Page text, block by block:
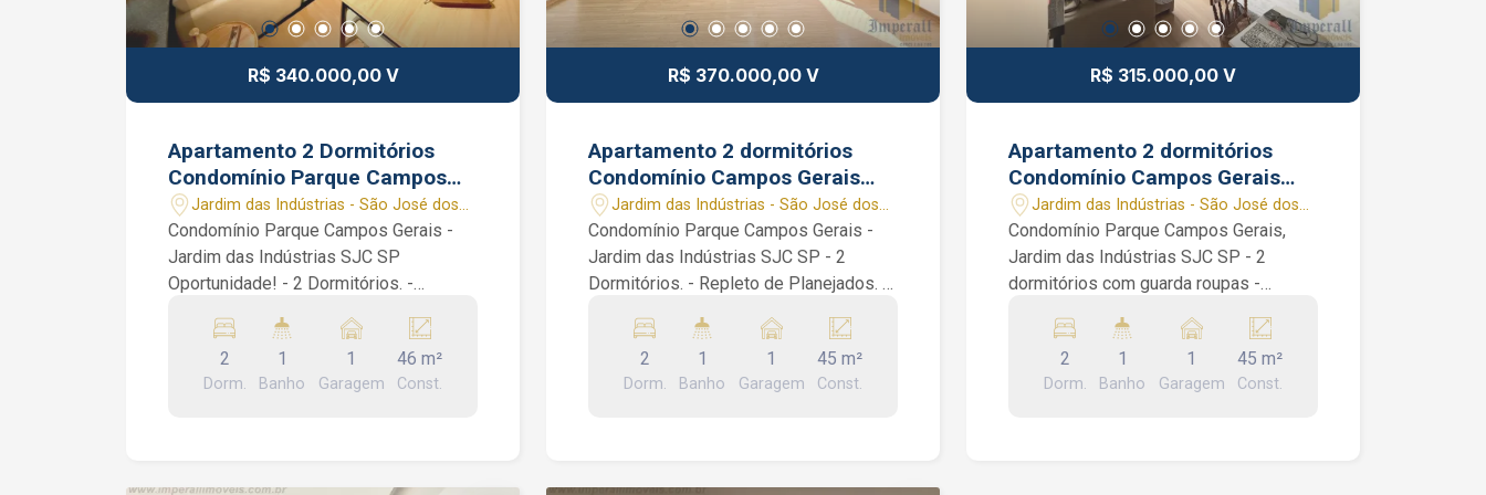
corretor João Ferreira CRECI 234.934
WhatsApp (12) 99668-3140
WhatsApp
R$ 340.000,00 V
Apartamento 2 Dormitórios
Condomínio Parque Campos
Gerais Jardim das Indústrias
SJC SP Vaga Coberta
Jardim das Indústrias - São José dos
Campos/SP
Condomínio Parque Campos Gerais -
Jardim das Indústrias SJC SP
Oportunidade! - 2 Dormitórios. -
Vaga de Garagem Coberta. - Prédio
com Lazer e Elevadores. Belíssimo
apartamento, todo planejado, de 46 m²,
2
Dorm.
1
Banho
1
Garagem
46 m²
Const.
R$ 370.000,00 V
Apartamento 2 dormitórios
Condomínio Campos Gerais
Jardim das Indústrias SJC SP 1
vaga coberta
Jardim das Indústrias - São José dos
Campos/SP
Condomínio Parque Campos Gerais -
Jardim das Indústrias SJC SP - 2
Dormitórios. - Repleto de Planejados. -
- Prédio com Lazer e Elevadores.
Apartamento de 45 m², 2 dormitórios,
banheiro social, sala 2 ambientes,
2
Dorm.
1
Banho
1
Garagem
45 m²
Const.
R$ 315.000,00 V
Apartamento 2 dormitórios
Condomínio Campos Gerais
Jardim das Indústrias SJC SP 1
vaga coberta
Jardim das Indústrias - São José dos
Campos/SP
Condomínio Parque Campos Gerais,
Jardim das Indústrias SJC SP - 2
dormitórios com guarda roupas -
garagem coberta - Prédio com lazer e
ELEVADORES - Andar Baixo
Apartamento de 45 m², 2 dormitórios,
2
Dorm.
1
Banho
1
Garagem
45 m²
Const.